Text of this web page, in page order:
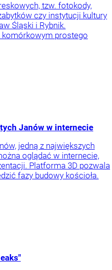
tzw. fotokody,
czy instytucji kultury
Śląski i Rybnik.
prostego
Janów w internecie
jedną z największych
oglądać w internecie,
Platforma 3D pozwala
fazy budowy kościoła.